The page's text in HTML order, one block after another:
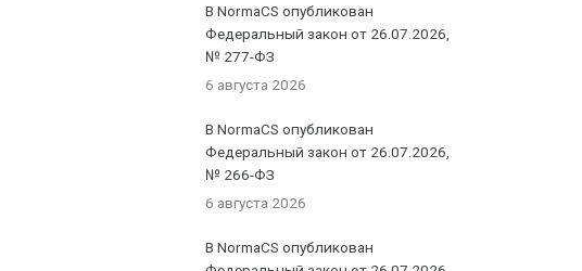
В NormaCS опубликован
Федеральный закон от 26.07.2026,
№ 277-ФЗ
6 августа 2026
В NormaCS опубликован
Федеральный закон от 26.07.2026,
№ 266-ФЗ
6 августа 2026
В NormaCS опубликован